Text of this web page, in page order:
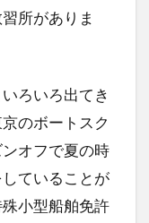
所がありま
ろいろ出てき
のボートスク
オフで夏の時
ていることが
小型船舶免許